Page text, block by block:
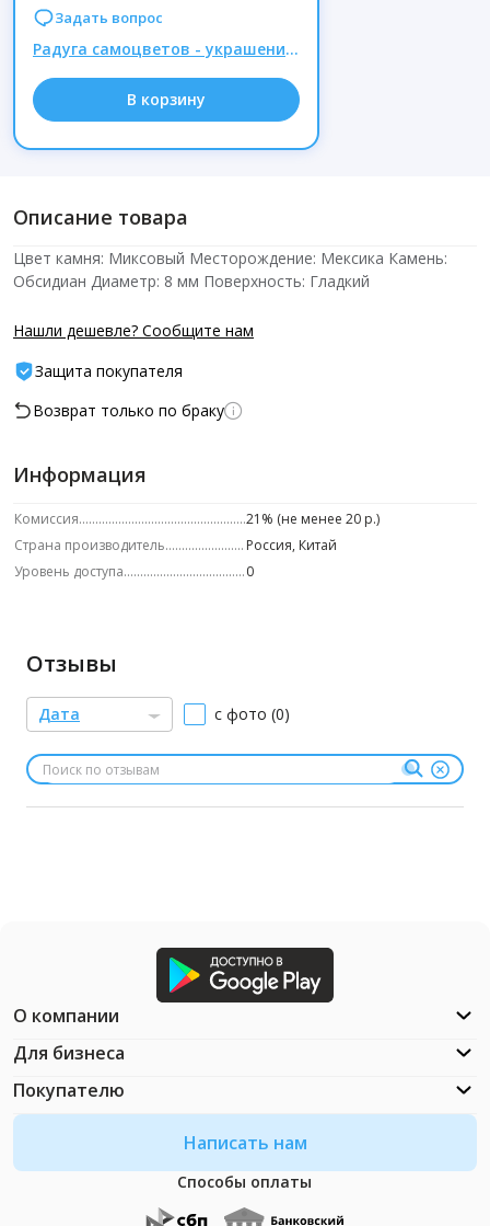
Задать вопрос
Радуга самоцветов - украшения из натуральных камней, Комиссия 15% при заказе от 1000р.
В корзину
Описание товара
Цвет камня: Миксовый Месторождение: Мексика Камень:
Обсидиан Диаметр: 8 мм Поверхность: Гладкий
Нашли дешевле? Сообщите нам
Защита покупателя
Возврат только по браку
Информация
Комиссия
21% (не менее 20 р.)
Страна производитель
Россия, Китай
Уровень доступа
0
Отзывы
Дата с фото (0)
Написать нам
Способы оплаты
О компании
Для бизнеса
Покупателю